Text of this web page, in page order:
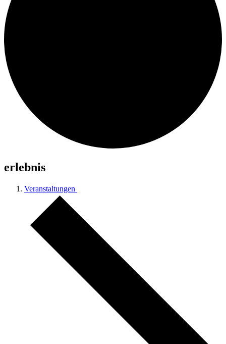
erlebnis
Veranstaltungen